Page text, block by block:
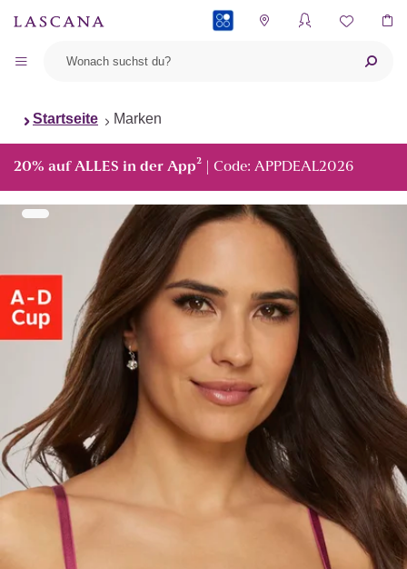
Startseite Marken
20% auf ALLES in der App² | Code: APPDEAL2026